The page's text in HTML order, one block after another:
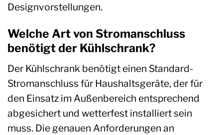
Designvorstellungen.
Welche Art von Stromanschluss
benötigt der Kühlschrank?
Der Kühlschrank benötigt einen Standard-
Stromanschluss für Haushaltsgeräte, der für
den Einsatz im Außenbereich entsprechend
abgesichert und wetterfest installiert sein
muss. Die genauen Anforderungen an